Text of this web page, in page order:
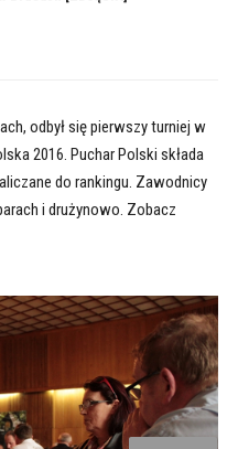
odbył się pierwszy turniej w
2016. Puchar Polski składa
do rankingu. Zawodnicy
i drużynowo. Zobacz